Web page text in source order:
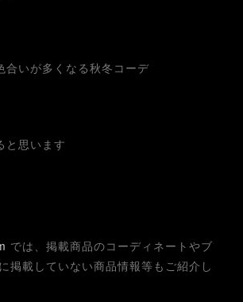
合いが多くなる秋冬コーデ
と思います
では、掲載商品のコーディネートやブ
掲載していない商品情報等もご紹介し